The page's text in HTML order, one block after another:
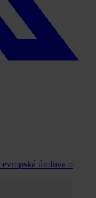
evropská úmluva o